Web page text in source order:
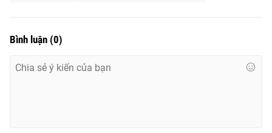
Bình luận (0)